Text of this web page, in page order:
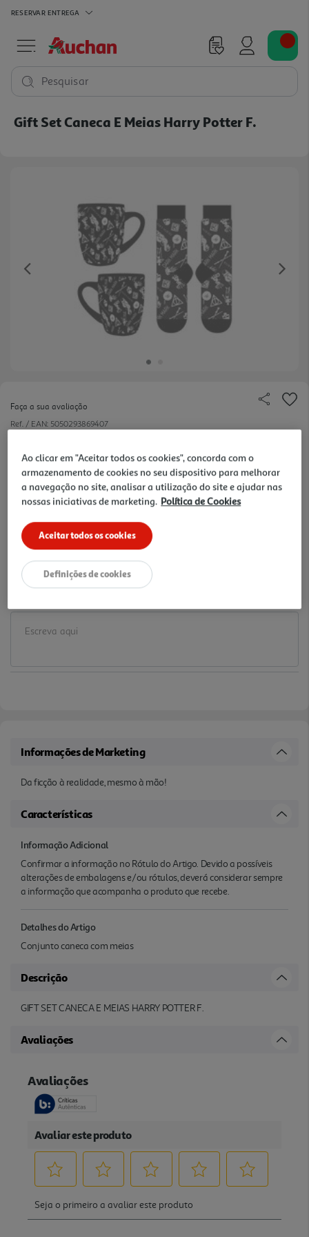
RESERVAR ENTREGA
Pesquisar
Gift Set Caneca E Meias Harry Potter F.
Previous
Faça a sua avaliação
Ref. / EAN: 5050293869407
0.03 €/un
9,99 €
Informações de Marketing
Da ficção à realidade, mesmo à mão!
Características
Informação Adicional
Confirmar a informação no Rótulo do Artigo. Devido a possíveis
alterações de embalagens e/ou rótulos, deverá considerar sempre
a informação que acompanha o produto que recebe.
Detalhes do Artigo
Conjunto caneca com meias
Descrição
GIFT SET CANECA E MEIAS HARRY POTTER F.
Avaliações
Ao clicar em "Aceitar todos os cookies", concorda com o
armazenamento de cookies no seu dispositivo para melhorar
a navegação no site, analisar a utilização do site e ajudar nas
nossas iniciativas de marketing. Política de Cookies
Aceitar todos os cookies
Definições de cookies